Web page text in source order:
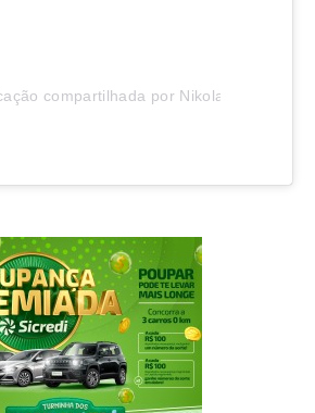
compartilhada por Nikolas Ferreira